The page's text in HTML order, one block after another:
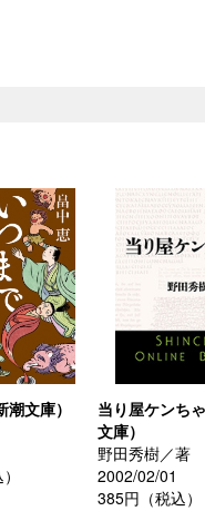
文庫）
当り屋ケンち
文庫）
野田秀樹／著
2002/02/01
385円（税込）